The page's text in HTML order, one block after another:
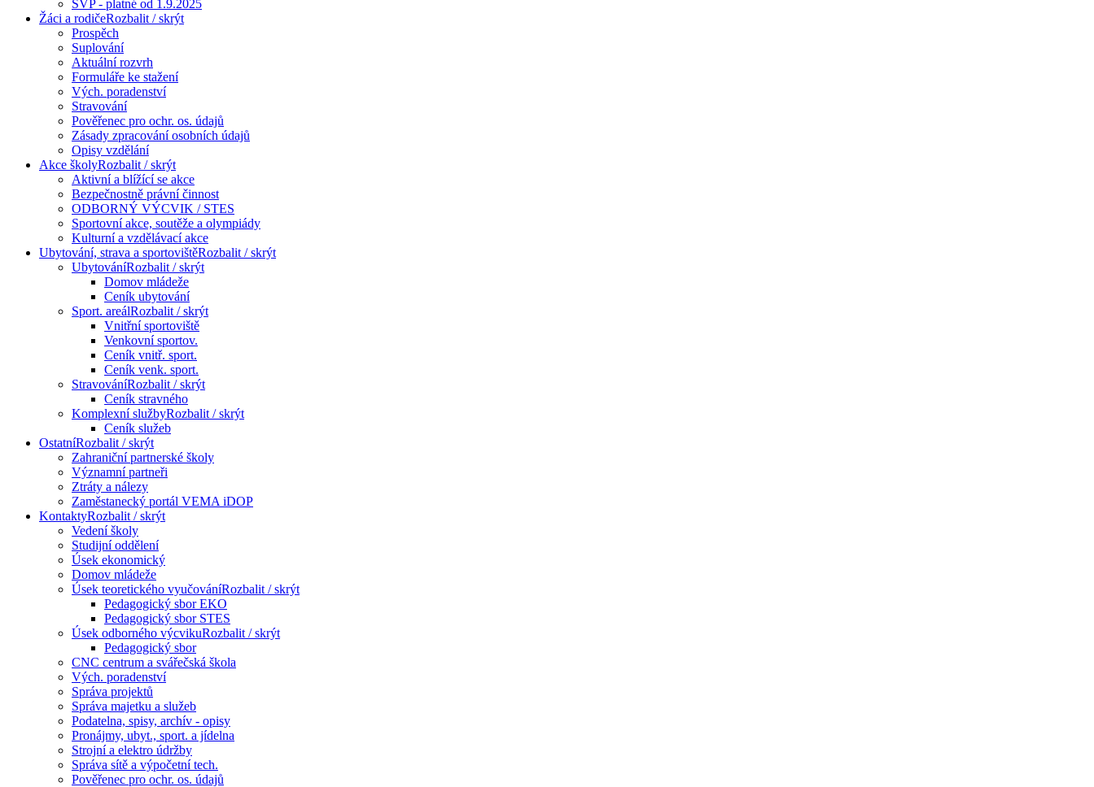
ŠVP - platné od 1.9.2025
Žáci a rodičeRozbalit / skrýt
Prospěch
Suplování
Aktuální rozvrh
Formuláře ke stažení
Vých. poradenství
Stravování
Pověřenec pro ochr. os. údajů
Zásady zpracování osobních údajů
Opisy vzdělání
Akce školyRozbalit / skrýt
Aktivní a blížící se akce
Bezpečnostně právní činnost
ODBORNÝ VÝCVIK / STES
Sportovní akce, soutěže a olympiády
Kulturní a vzdělávací akce
Ubytování, strava a sportovištěRozbalit / skrýt
UbytováníRozbalit / skrýt
Domov mládeže
Ceník ubytování
Sport. areálRozbalit / skrýt
Vnitřní sportoviště
Venkovní sportov.
Ceník vnitř. sport.
Ceník venk. sport.
StravováníRozbalit / skrýt
Ceník stravného
Komplexní službyRozbalit / skrýt
Ceník služeb
OstatníRozbalit / skrýt
Zahraniční partnerské školy
Významní partneři
Ztráty a nálezy
Zaměstanecký portál VEMA iDOP
KontaktyRozbalit / skrýt
Vedení školy
Studijní oddělení
Úsek ekonomický
Domov mládeže
Úsek teoretického vyučováníRozbalit / skrýt
Pedagogický sbor EKO
Pedagogický sbor STES
Úsek odborného výcvikuRozbalit / skrýt
Pedagogický sbor
CNC centrum a svářečská škola
Vých. poradenství
Správa projektů
Správa majetku a služeb
Podatelna, spisy, archív - opisy
Pronájmy, ubyt., sport. a jídelna
Strojní a elektro údržby
Správa sítě a výpočetní tech.
Pověřenec pro ochr. os. údajů